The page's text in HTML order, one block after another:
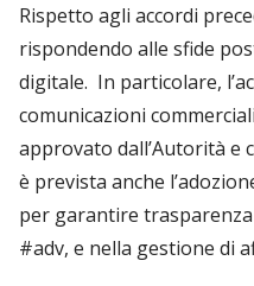
Rispetto agli accordi
rispondendo alle sfide
digitale. In particolare,
comunicazioni
approvato dall’Autorità e
è prevista anche
per garantire
#adv, e nella gestione di